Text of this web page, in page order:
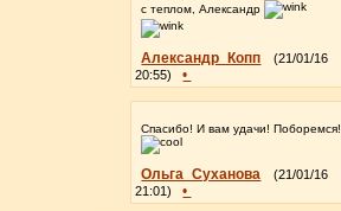
с теплом, Александр
Александр_Копп
(21/01/16
20:55)
•
Спасибо! И вам удачи! Поборемся!
Ольга_Суханова
(21/01/16
21:01)
•